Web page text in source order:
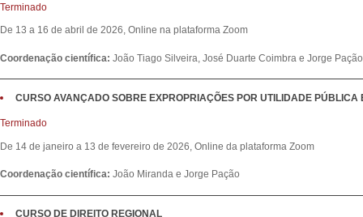
Terminado
De 13 a 16 de abril de 2026, Online na plataforma Zoom
Coordenação científica: João Tiago Silveira, José Duarte Coimbra e Jorge Pação
CURSO AVANÇADO SOBRE EXPROPRIAÇÕES POR UTILIDADE PÚBLICA
Terminado
De 14 de janeiro a 13 de fevereiro de 2026, Online da plataforma Zoom
Coordenação científica: João Miranda e Jorge Pação
CURSO DE DIREITO REGIONAL